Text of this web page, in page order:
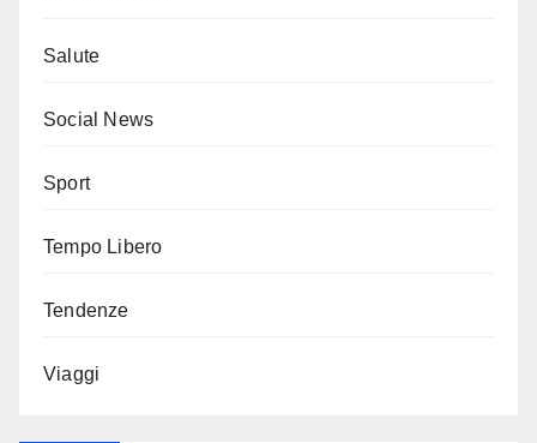
Salute
Social News
Sport
Tempo Libero
Tendenze
Viaggi